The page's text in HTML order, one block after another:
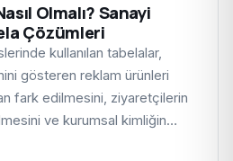
Olmalı? Sanayi
Çözümleri
kullanılan tabelalar,
gösteren reklam ürünleri
fark edilmesini, ziyaretçilerin
ve kurumsal kimliğin…